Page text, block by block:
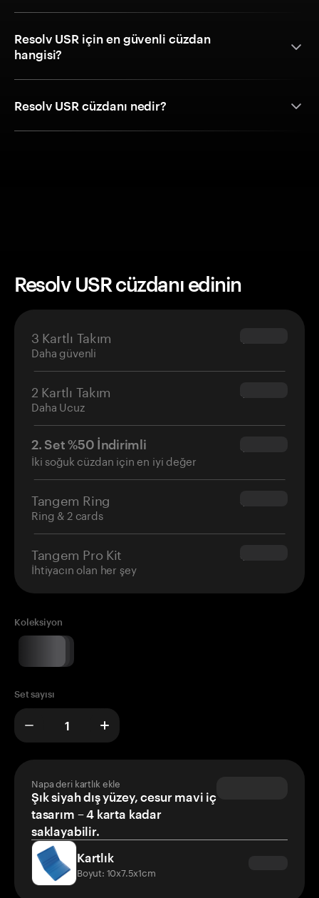
Resolv USR için en güvenli cüzdan
hangisi?
Resolv USR cüzdanı nedir?
Resolv USR cüzdanı edinin
3 Kartlı Takım
Daha güvenli
$69.90
2 Kartlı Takım
Daha Ucuz
$54.90
2. Set %50 İndirimli
İki soğuk cüzdan için en iyi değer
$34.95
Tangem Ring
Ring & 2 cards
$160.00
Tangem Pro Kit
İhtiyacın olan her şey
$180.00
Koleksiyon
Set sayısı
Napa deri kartlık ekle
Şık siyah dış yüzey, cesur mavi iç
tasarım – 4 karta kadar
saklayabilir.
Kartlık
Boyut: 10x7.5x1cm